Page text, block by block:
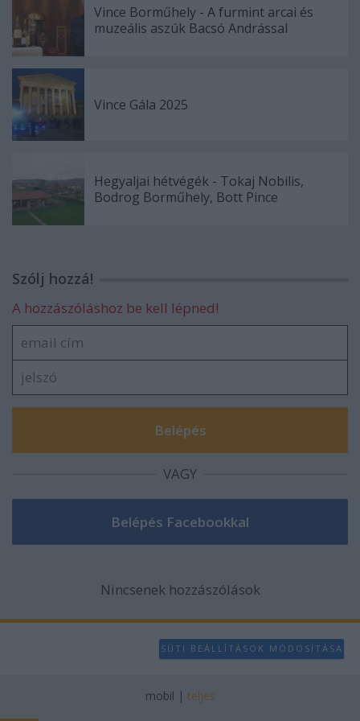
Vince Borműhely - A furmint arcai és
muzeális aszúk Bacsó Andrással
Vince Gála 2025
Hegyaljai hétvégék - Tokaj Nobilis,
Bodrog Borműhely, Bott Pince
Szólj hozzá!
A hozzászóláshoz be kell lépned!
VAGY
Nincsenek hozzászólások
SÜTI BEÁLLÍTÁSOK MÓDOSÍTÁSA
mobil | teljes